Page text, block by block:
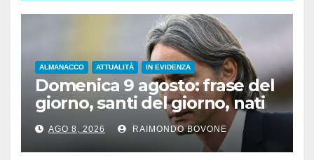
ALMANACCO ATTUALITÀ IN EVIDENZA
Domenica 9 agosto: frase del
giorno, santi del giorno, nati
famosi, accadde oggi
AGO 8, 2026 RAIMONDO BOVONE